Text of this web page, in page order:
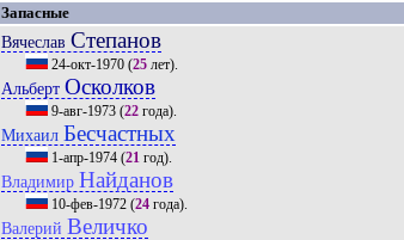
Запасные
ВячеславСтепанов
24-окт-1970 (25 лет).
АльбертОсколков
9-авг-1973 (22 года).
Михаил Бесчастных
1-апр-1974 (21 год).
Владимир Найданов
10-фев-1972 (24 года).
Валерий Величко